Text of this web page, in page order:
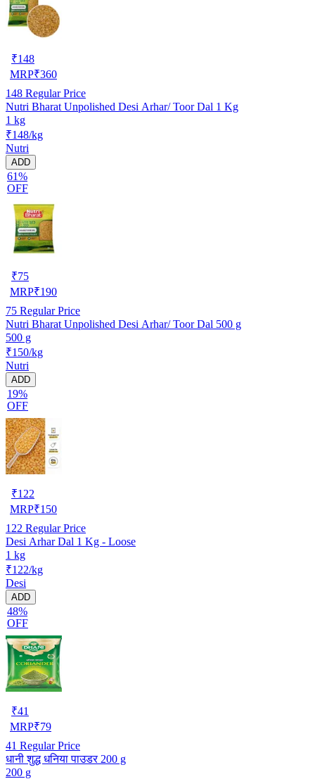
₹148
MRP₹360
148 Regular Price
Nutri Bharat Unpolished Desi Arhar/ Toor Dal 1 Kg
1 kg
₹148/kg
Nutri
ADD
61%
OFF
₹75
MRP₹190
75 Regular Price
Nutri Bharat Unpolished Desi Arhar/ Toor Dal 500 g
500 g
₹150/kg
Nutri
ADD
19%
OFF
₹122
MRP₹150
122 Regular Price
Desi Arhar Dal 1 Kg - Loose
1 kg
₹122/kg
Desi
ADD
48%
OFF
₹41
MRP₹79
41 Regular Price
धानी शुद्ध धनिया पाउडर 200 g
200 g